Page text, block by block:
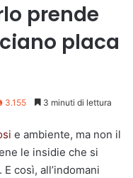
prende
placa
3.155 3 minuti di lettura
e ambiente, ma non il
le insidie che si
così, all’indomani